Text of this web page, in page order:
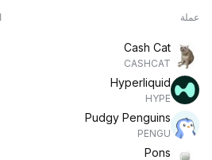
عملة
Cash Cat
CASHCAT
Hyperliquid
HYPE
Pudgy Penguins
PENGU
Pons